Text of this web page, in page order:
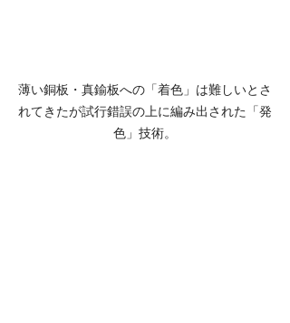
薄い銅板・真鍮板への「着色」は難しいとさ
れてきたが試行錯誤の上に編み出された「発
色」技術。